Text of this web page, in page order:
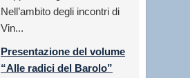
Nell’ambito degli incontri di
Vin...
Presentazione del volume
“Alle radici del Barolo”